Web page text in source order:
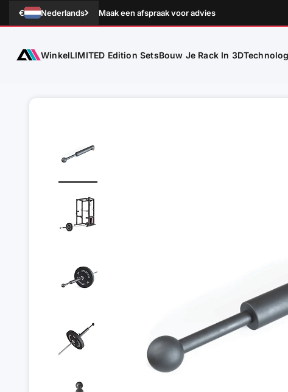
Naar inhoud
€ Nederlands Maak een afspraak voor advies
ATLETICA
WinkelLIMITED Edition SetsBouw Je Rack In 3D